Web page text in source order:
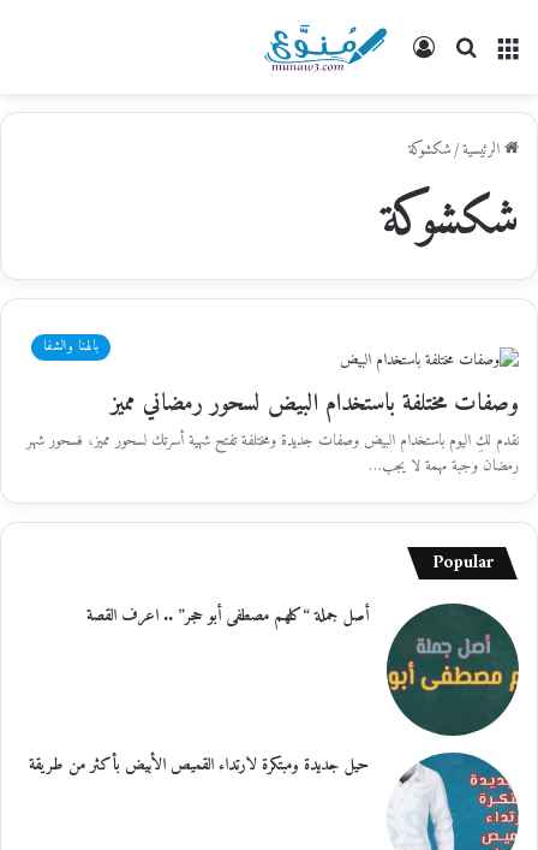
القائمة
بحث
تسجيل
الرئيسية/شكشوكة
شكشوكة
بالهنا والشفا
وصفات مختلفة باستخدام البيض لسحور رمضاني مميز
نقدم لكِ اليوم باستخدام البيض وصفات جديدة ومختلفة تفتح شهية أسرتك لسحور مميز، فسحور شهر
رمضان وجبة مهمة لا يجب…
Popular
أصل جملة “كلهم مصطفى أبو حجر” .. اعرف القصة
حيل جديدة ومبتكرة لارتداء القميص الأبيض بأكثر من طريقة